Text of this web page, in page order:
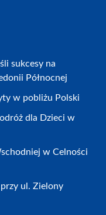
sukcesy na
Północnej
w pobliżu Polski
dla Dzieci w
w Celności
ul. Zielony